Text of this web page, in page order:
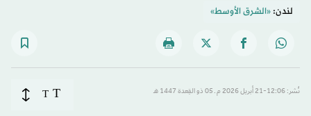
لندن:«الشرق الأوسط»
نُشر: 12:06-21 أبريل 2026 م ـ 05 ذو القِعدة 1447 هـ T
T